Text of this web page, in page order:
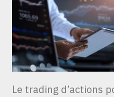
Le trading d’actions